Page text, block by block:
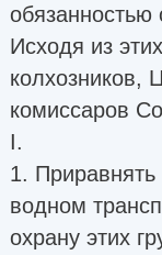
обязанностью
Исходя из
колхозников,
комиссаров
I.
1.
водном
охрану этих